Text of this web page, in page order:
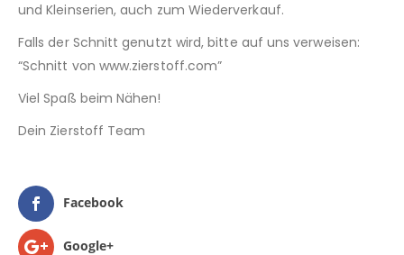
und Kleinserien, auch zum Wiederverkauf.
Falls der Schnitt genutzt wird, bitte auf uns verweisen:
“Schnitt von www.zierstoff.com”
Viel Spaß beim Nähen!
Dein Zierstoff Team
Facebook
Google+